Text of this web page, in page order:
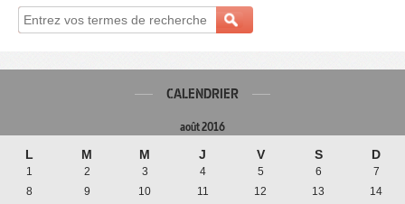
CALENDRIER
août 2016
L M M J V S D
1 2 3 4 5 6
7
8
9 10 11 12 13
14